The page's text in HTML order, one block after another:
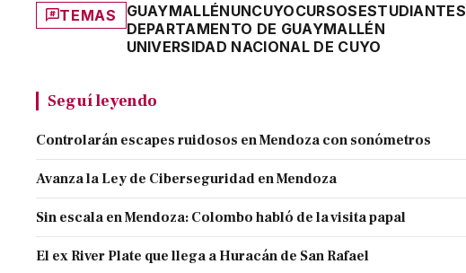
TEMAS GUAYMALLÉNUNCUYOCURSOSESTUDIANTES
DEPARTAMENTO DE GUAYMALLÉN
UNIVERSIDAD NACIONAL DE CUYO
Seguí leyendo
Controlarán escapes ruidosos en Mendoza con sonómetros
Avanza la Ley de Ciberseguridad en Mendoza
Sin escala en Mendoza: Colombo habló de la visita papal
El ex River Plate que llega a Huracán de San Rafael